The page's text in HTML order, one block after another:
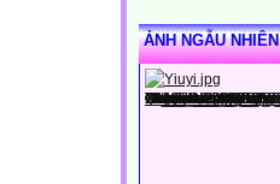
ẢNH NGẪU NHIÊN